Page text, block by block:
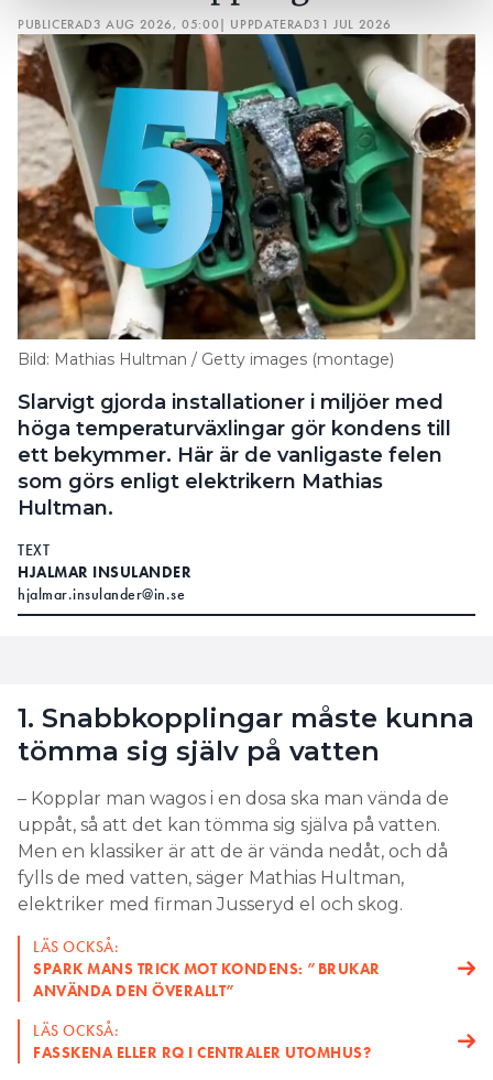
PUBLICERAD3 AUG 2026, 05:00| UPPDATERAD31 JUL 2026
Bild: Mathias Hultman / Getty images (montage)
Slarvigt gjorda installationer i miljöer med
höga temperaturväxlingar gör kondens till
ett bekymmer. Här är de vanligaste felen
som görs enligt elektrikern Mathias
Hultman.
TEXT
HJALMAR INSULANDER
hjalmar.insulander@in.se
1. Snabbkopplingar måste kunna
tömma sig själv på vatten
– Kopplar man wagos i en dosa ska man vända de
uppåt, så att det kan tömma sig själva på vatten.
Men en klassiker är att de är vända nedåt, och då
fylls de med vatten, säger Mathias Hultman,
elektriker med firman Jusseryd el och skog.
LÄS OCKSÅ:
SPARK MANS TRICK MOT KONDENS: ”BRUKAR
ANVÄNDA DEN ÖVERALLT”
LÄS OCKSÅ:
FASSKENA ELLER RQ I CENTRALER UTOMHUS?